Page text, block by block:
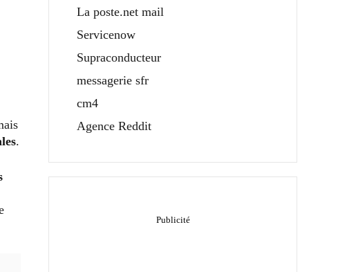
.
La poste.net mail
Servicenow
Supraconducteur
messagerie sfr
cm4
Agence Reddit